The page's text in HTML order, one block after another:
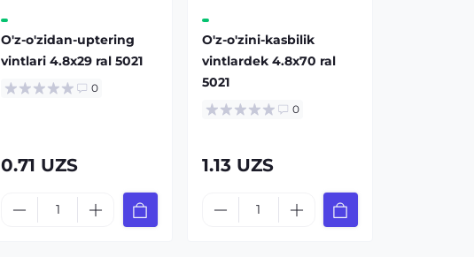
O'z-o'zidan-uptering
vintlari 4.8x29 ral 5021
0
0.71 UZS
O'z-o'zini-kasbilik
vintlardek 4.8x70 ral
5021
0
1.13 UZS